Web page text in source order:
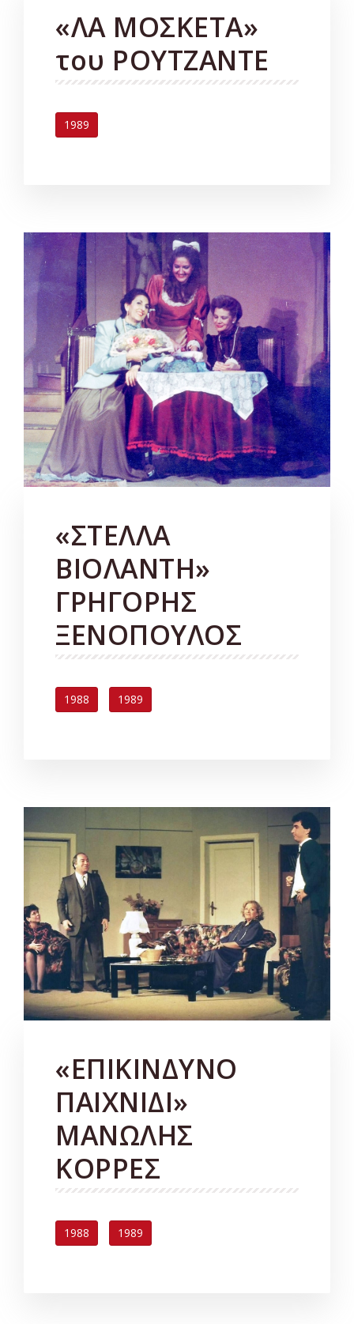
«ΛΑ ΜΟΣΚΕΤΑ»
του ΡΟΥΤΖΑΝΤΕ
1989
«ΣΤΕΛΛΑ
ΒΙΟΛΑΝΤΗ»
ΓΡΗΓΟΡΗΣ
ΞΕΝΟΠΟΥΛΟΣ
1988 1989
«ΕΠΙΚΙΝΔΥΝΟ
ΠΑΙΧΝΙΔΙ»
ΜΑΝΩΛΗΣ
ΚΟΡΡΕΣ
1988 1989